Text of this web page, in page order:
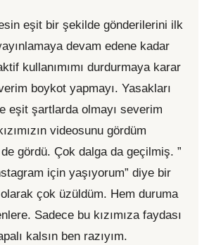
eşit bir şekilde gönderilerini ilk
devam edene kadar
kullanımımı durdurmaya karar
boykot yapmayı. Yasakları
eşit şartlarda olmayı severim
videosunu gördüm
gördü. Çok dalga da geçilmiş. ”
için yaşıyorum” diye bir
çok üzüldüm. Hem duruma
Sadece bu kızımıza faydası
kalsın ben razıyım.